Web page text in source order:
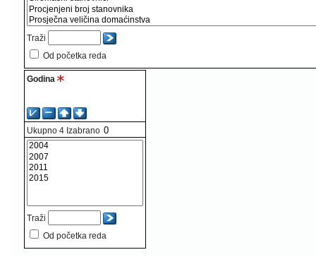
Traži
Od početka reda
Godina
Ukupno 4 Izabrano
Traži
Od početka reda